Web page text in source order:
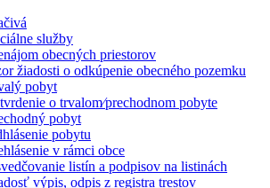
služby
obecných priestorov
žiadosti o odkúpenie obecného pozemku
pobyt
o trvalom⁄prechodnom pobyte
pobyt
pobytu
v rámci obce
listín a podpisov na listinách
výpis, odpis z registra trestov